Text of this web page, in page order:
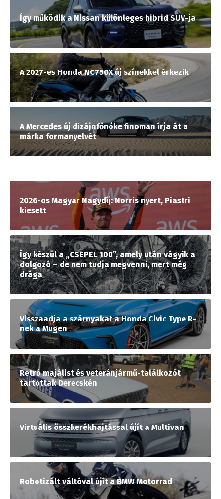
Így működik a Nissan különleges hibrid SUV-ja
A 2027-es Honda NC750X új színekkel érkezik
A Mercedes új dizájnfőnöke finoman írja át a
márka formanyelvét
2026-os Magyar Nagydíj: Norris nyert, Piastri
kiesett
Így készül a „CSEPEL 100”, amely után vágyik a
dolgozó – de nem tudja megvenni, mert még
drága
Visszaadja a szárnyakat a Honda Civic Type R-
nek a Mugen
Retró majálist és veteránjármű-találkozót
tartottak Derecskén
Virtuális összkerékhajtással újít a Multivan
Robotizált váltóval újít a BMW Motorrad